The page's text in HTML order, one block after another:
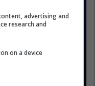
advertising and
research and
on a device